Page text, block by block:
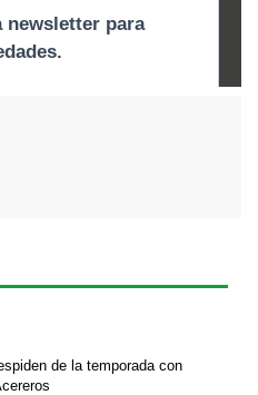
de la temporada con